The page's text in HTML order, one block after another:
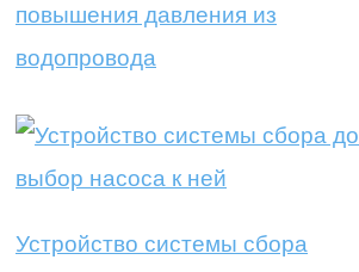
повышения давления из
водопровода
Устройство системы сбора